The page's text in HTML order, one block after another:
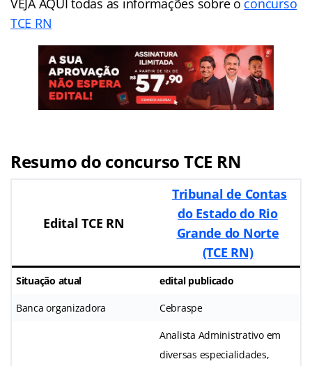
VEJA AQUI todas as informações sobre o concurso
TCE RN
Resumo do concurso TCE RN
Edital TCE RN
Tribunal de Contas
do Estado do Rio
Grande do Norte
(TCE RN)
Situação atual edital publicado
Banca organizadora Cebraspe
Analista Administrativo em
diversas especialidades,